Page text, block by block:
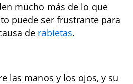
mucho más de lo que
puede ser frustrante para
de rabietas.
las manos y los ojos, y su